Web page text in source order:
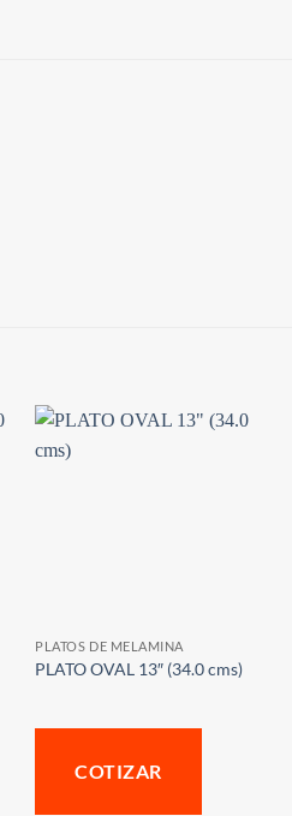
PLATOS DE MELAMINA
PLATO OVAL 13″ (34.0 cms)
COTIZAR